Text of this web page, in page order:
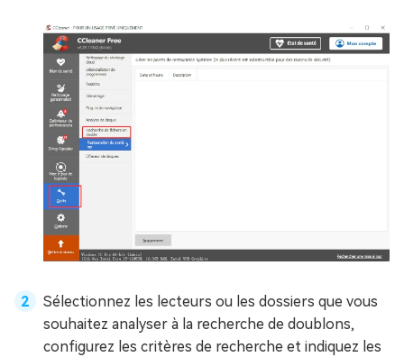
Sélectionnez les lecteurs ou les dossiers que vous
souhaitez analyser à la recherche de doublons,
configurez les critères de recherche et indiquez les